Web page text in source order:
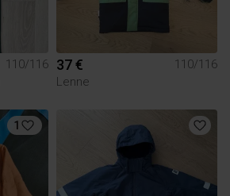
110/116
37 €
110/116
Lenne
1